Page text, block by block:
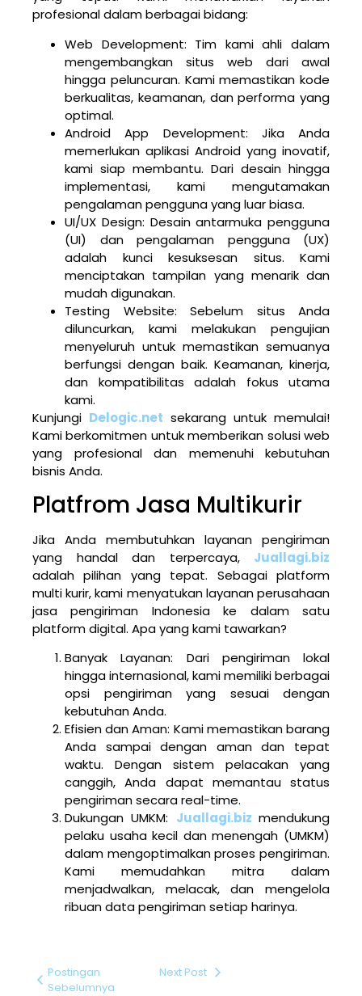
profesional dalam berbagai bidang:
Web Development: Tim kami ahli dalam
mengembangkan situs web dari awal
hingga peluncuran. Kami memastikan kode
berkualitas, keamanan, dan performa yang
optimal.
Android App Development: Jika Anda
memerlukan aplikasi Android yang inovatif,
kami siap membantu. Dari desain hingga
implementasi, kami mengutamakan
pengalaman pengguna yang luar biasa.
UI/UX Design: Desain antarmuka pengguna
(UI) dan pengalaman pengguna (UX)
adalah kunci kesuksesan situs. Kami
menciptakan tampilan yang menarik dan
mudah digunakan.
Testing Website: Sebelum situs Anda
diluncurkan, kami melakukan pengujian
menyeluruh untuk memastikan semuanya
berfungsi dengan baik. Keamanan, kinerja,
dan kompatibilitas adalah fokus utama
kami.
Kunjungi Delogic.net sekarang untuk memulai!
Kami berkomitmen untuk memberikan solusi web
yang profesional dan memenuhi kebutuhan
bisnis Anda.
Platfrom Jasa Multikurir
Jika Anda membutuhkan layanan pengiriman
yang handal dan terpercaya, Juallagi.biz
adalah pilihan yang tepat. Sebagai platform
multi kurir, kami menyatukan layanan perusahaan
jasa pengiriman Indonesia ke dalam satu
platform digital. Apa yang kami tawarkan?
Banyak Layanan: Dari pengiriman lokal
hingga internasional, kami memiliki berbagai
opsi pengiriman yang sesuai dengan
kebutuhan Anda.
Efisien dan Aman: Kami memastikan barang
Anda sampai dengan aman dan tepat
waktu. Dengan sistem pelacakan yang
canggih, Anda dapat memantau status
pengiriman secara real-time.
Dukungan UMKM: Juallagi.biz mendukung
pelaku usaha kecil dan menengah (UMKM)
dalam mengoptimalkan proses pengiriman.
Kami memudahkan mitra dalam
menjadwalkan, melacak, dan mengelola
ribuan data pengiriman setiap harinya.
Postingan
Sebelumnya
Next Post